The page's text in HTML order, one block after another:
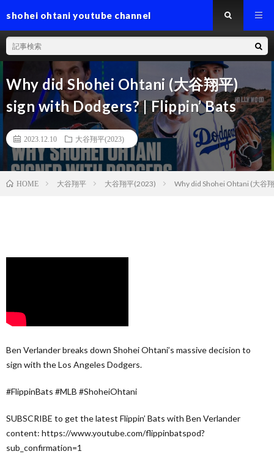
shohei ohtani youtube channel
Why did Shohei Ohtani (大谷翔平)
sign with Dodgers? | Flippin’ Bats
2023.12.10 大谷翔平(2023)
HOME 大谷翔平 大谷翔平(2023) Why did Shohei Ohtani (大谷
Ben Verlander breaks down Shohei Ohtani’s massive decision to
sign with the Los Angeles Dodgers.
#FlippinBats #MLB #ShoheiOhtani
SUBSCRIBE to get the latest Flippin’ Bats with Ben Verlander
content: https://www.youtube.com/flippinbatspod?
sub_confirmation=1